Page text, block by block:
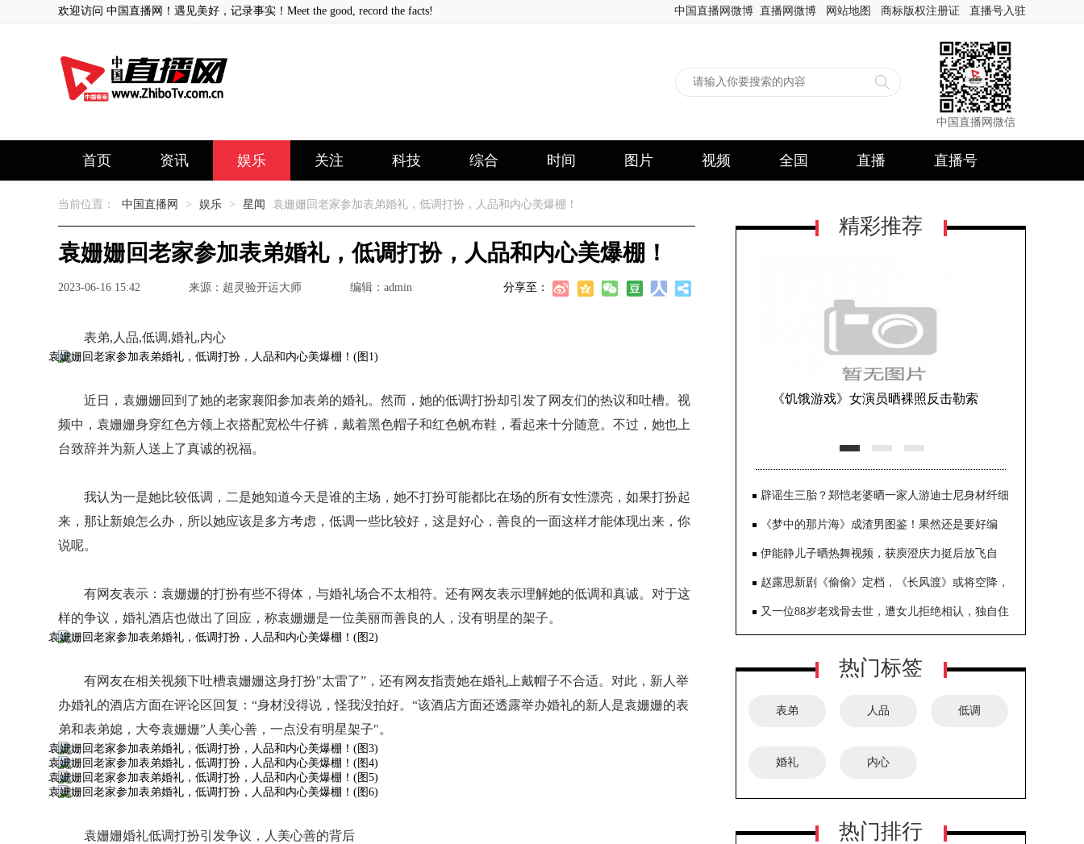
欢迎访问 中国直播网！遇见美好，记录事实！Meet the good, record the facts! 中国直播网微博 直播网微博 网站地图 商标版权注册证 直播号入驻
中国直播网微信
首页 资讯 娱乐 关注 科技 综合 时间 图片 视频 全国 直播 直播号
当前位置： 中国直播网 > 娱乐 > 星闻 袁姗姗回老家参加表弟婚礼，低调打扮，人品和内心美爆棚！
袁姗姗回老家参加表弟婚礼，低调打扮，人品和内心美爆棚！
2023-06-16 15:42 来源：超灵验开运大师 编辑：admin 分享至：
表弟,人品,低调,婚礼,内心
近日，袁姗姗回到了她的老家襄阳参加表弟的婚礼。然而，她的低调打扮却引发了网友们的热议和吐槽。视
频中，袁姗姗身穿红色方领上衣搭配宽松牛仔裤，戴着黑色帽子和红色帆布鞋，看起来十分随意。不过，她也上
台致辞并为新人送上了真诚的祝福。
我认为一是她比较低调，二是她知道今天是谁的主场，她不打扮可能都比在场的所有女性漂亮，如果打扮起
来，那让新娘怎么办，所以她应该是多方考虑，低调一些比较好，这是好心，善良的一面这样才能体现出来，你
说呢。
有网友表示：袁姗姗的打扮有些不得体，与婚礼场合不太相符。还有网友表示理解她的低调和真诚。对于这
样的争议，婚礼酒店也做出了回应，称袁姗姗是一位美丽而善良的人，没有明星的架子。
有网友在相关视频下吐槽袁姗姗这身打扮"太雷了”，还有网友指责她在婚礼上戴帽子不合适。对此，新人举
办婚礼的酒店方面在评论区回复：“身材没得说，怪我没拍好。“该酒店方面还透露举办婚礼的新人是袁姗姗的表
弟和表弟媳，大夸袁姗姗”人美心善，一点没有明星架子"。
袁姗姗婚礼低调打扮引发争议，人美心善的背后
精彩推荐
《饥饿游戏》女演员晒裸照反击勒索
辟谣生三胎？郑恺老婆晒一家人游迪士尼身材纤细
《梦中的那片海》成渣男图鉴！果然还是要好编
剧，懂人性的缺点
伊能静儿子晒热舞视频，获庾澄庆力挺后放飞自
我，比妈妈都妖娆
赵露思新剧《偷偷》定档，《长风渡》或将空降，
暑假档谁能先声夺人？
又一位88岁老戏骨去世，遭女儿拒绝相认，独自住
热门标签
表弟 人品 低调
婚礼 内心
热门排行